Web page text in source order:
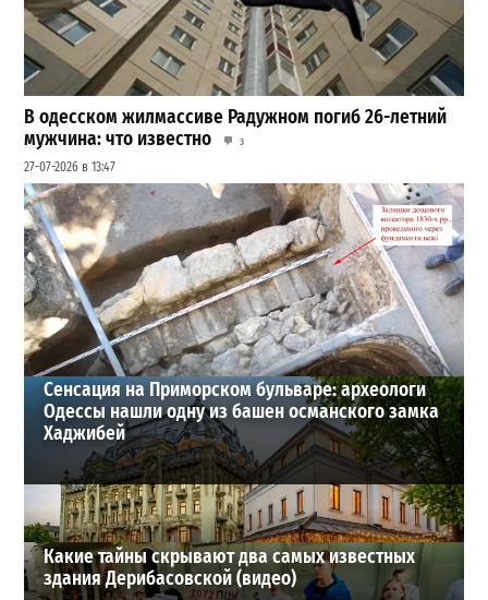
В одесском жилмассиве Радужном погиб 26-летний
мужчина: что известно
3
27-07-2026 в 13:47
Шезлонги, бунгало и VIP-зоны: сколько придется
заплатить за отдых в Аркадии
3
21-07-2026 в 19:23
ВИБОР РЕДАКЦИИ
Сенсация на Приморском бульваре: археологи
Одессы нашли одну из башен османского замка
Хаджибей
Какие тайны скрывают два самых известных
здания Дерибасовской (видео)